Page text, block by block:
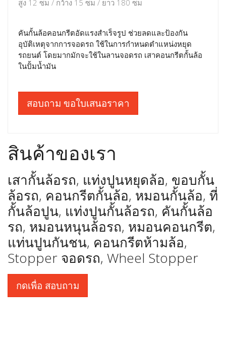
สูง 12 ซม / กว้าง 15 ซม / ยาว 180 ซม
คันกั้นล้อคอนกรีตอัดแรงสำเร็จรูป ช่วยลดและป้องกัน
อุบัติเหตุจากการจอดรถ ใช้ในการกำหนดตำแหน่งหยุด
รถยนต์ โดยมากมักจะใช้ในลานจอดรถ เสาคอนกรีตกั้นล้อ
ในปั้มน้ำมัน
สอบถาม ขอใบเสนอราคา
สินค้าของเรา
เสากั้นล้อรถ, แท่งปูนหยุดล้อ, ขอบกั้น
ล้อรถ, คอนกรีตกั้นล้อ, หมอนกั้นล้อ, ที่
กั้นล้อปูน, แท่งปูนกั้นล้อรถ, คันกั้นล้อ
รถ, หมอนหนุนล้อรถ, หมอนคอนกรีต,
แท่นปูนกันชน, คอนกรีตห้ามล้อ,
Stopper จอดรถ, Wheel Stopper
กดเพื่อ สอบถาม